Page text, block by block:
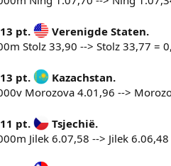
pt.
Verenigde Staten.
Stolz 33,90 --> Stolz 33,77 =
pt.
Kazachstan.
Morozova 4.01,96 -->
pt.
Tsjechië.
Jilek 6.07,58 --> Jilek